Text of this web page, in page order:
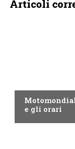
Articoli
e gli orari